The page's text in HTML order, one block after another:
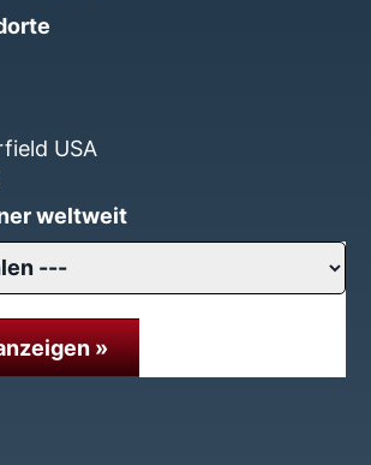
USA
weltweit
»